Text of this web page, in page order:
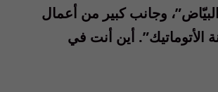
وجانب كبير من أعمال
الأتوماتيك”. أين أنت في